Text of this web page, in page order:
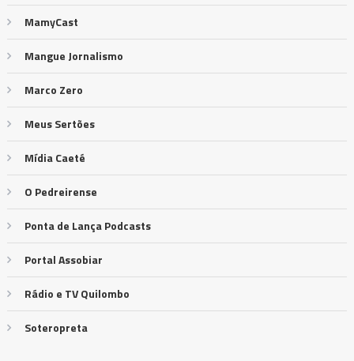
MamyCast
Mangue Jornalismo
Marco Zero
Meus Sertões
Mídia Caeté
O Pedreirense
Ponta de Lança Podcasts
Portal Assobiar
Rádio e TV Quilombo
Soteropreta